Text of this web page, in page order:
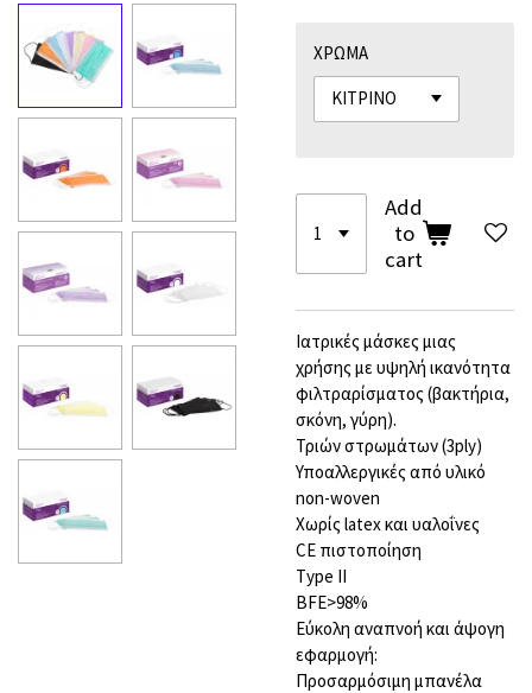
ΧΡΩΜΑ
Add
to
cart
Ιατρικές μάσκες μιας
χρήσης με υψηλή ικανότητα
φιλτραρίσματος (βακτήρια,
σκόνη, γύρη).
Τριών στρωμάτων (3ply)
Υποαλλεργικές από υλικό
non-woven
Χωρίς latex και υαλοΐνες
CE πιστοποίηση
Type II
ΒFE>98%
Εύκολη αναπνοή και άψογη
εφαρμογή:
Προσαρμόσιμη μπανέλα